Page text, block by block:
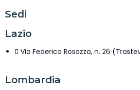
Sedi
Lazio
Via Federico Rosazza, n. 26
Lombardia